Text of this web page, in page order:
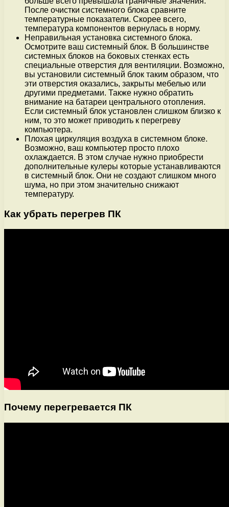
После очистки системного блока сравните
температурные показатели. Скорее всего,
температура компонентов вернулась в норму.
Неправильная установка системного блока.
Осмотрите ваш системный блок. В большинстве
системных блоков на боковых стенках есть
специальные отверстия для вентиляции. Возможно,
вы установили системный блок таким образом, что
эти отверстия оказались, закрыты мебелью или
другими предметами. Также нужно обратить
внимание на батареи центрального отопления.
Если системный блок установлен слишком близко к
ним, то это может приводить к перегреву
компьютера.
Плохая циркуляция воздуха в системном блоке.
Возможно, ваш компьютер просто плохо
охлаждается. В этом случае нужно приобрести
дополнительные кулеры которые устанавливаются
в системный блок. Они не создают слишком много
шума, но при этом значительно снижают
температуру.
Как убрать перегрев ПК
Почему перегревается ПК